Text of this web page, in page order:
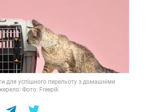
для успішного перельоту з домашніми
Фото: Freepik